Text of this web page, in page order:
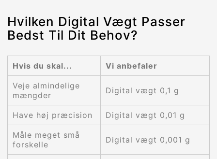
Hvilken Digital Vægt Passer
Bedst Til Dit Behov?
Hvis du skal... Vi anbefaler
Veje almindelige
mængder
Digital vægt 0,1 g
Have høj præcision Digital vægt 0,01 g
Måle meget små
forskelle
Digital vægt 0,001 g